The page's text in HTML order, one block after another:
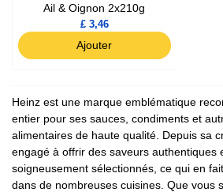
Ail & Oignon 2x210g
£ 3,46
Ajouter
Heinz est une marque emblématique
entier pour ses sauces, condiments et
alimentaires de haute qualité. Depuis sa
engagé à offrir des saveurs authentiques
soigneusement sélectionnés, ce qui en
dans de nombreuses cuisines. Que vous